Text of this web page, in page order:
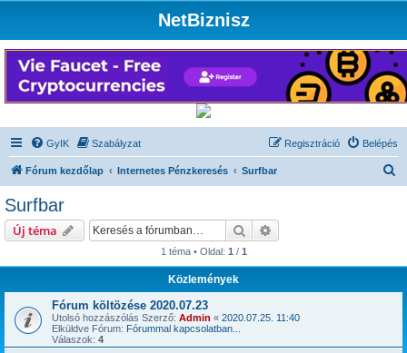
NetBiznisz
GyIK Szabályzat Belépés
Regisztráció
Fórum kezdőlap Internetes Pénzkeresés Surfbar
Surfbar
Új téma Keresés
1 téma • Oldal: 1 / 1
Közlemények
Fórum költözése 2020.07.23
Utolsó hozzászólás Szerző: Admin « 2020.07.25. 11:40
Elküldve Fórum: Fórummal kapcsolatban...
Válaszok: 4